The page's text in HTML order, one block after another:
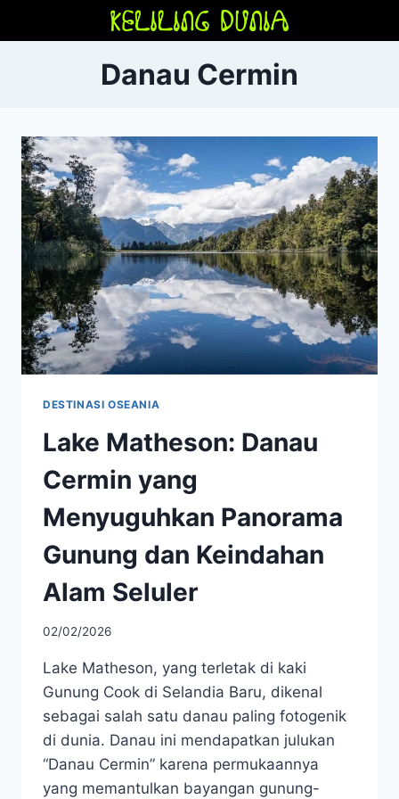
Danau Cermin
DESTINASI OSEANIA
Lake Matheson: Danau
Cermin yang
Menyuguhkan Panorama
Gunung dan Keindahan
Alam Seluler
02/02/2026
Lake Matheson, yang terletak di kaki
Gunung Cook di Selandia Baru, dikenal
sebagai salah satu danau paling fotogenik
di dunia. Danau ini mendapatkan julukan
“Danau Cermin” karena permukaannya
yang memantulkan bayangan gunung-